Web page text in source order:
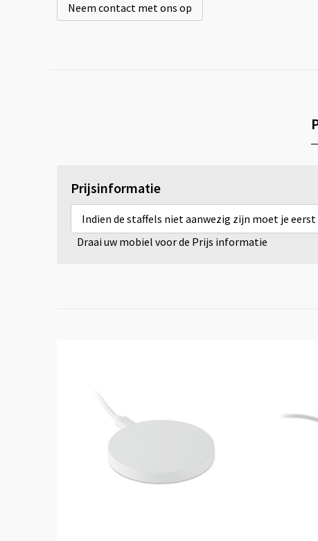
Neem contact met ons op
Prijsinformatie
Indien de staffels niet aanwezig zijn moet je
Draai uw mobiel voor de Prijs informatie